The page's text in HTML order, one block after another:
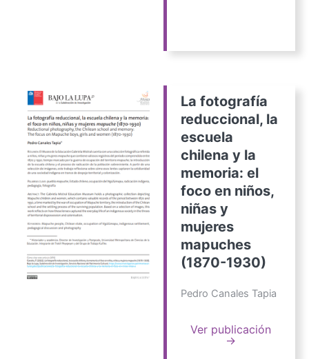
La fotografía
reduccional, la
escuela
chilena y la
memoria: el
foco en niños,
niñas y
mujeres
mapuches
(1870-1930)
Pedro Canales Tapia
Ver publicación
→